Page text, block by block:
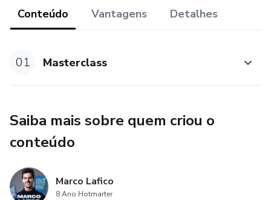
Conteúdo Vantagens Detalhes
01 Masterclass
Saiba mais sobre quem criou o
conteúdo
Marco Lafico
8 Ano Hotmarter